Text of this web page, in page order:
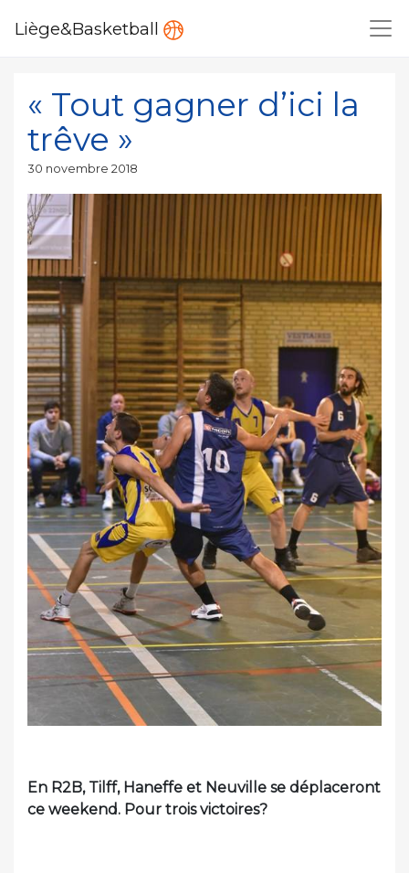
Liège&Basketball
« Tout gagner d’ici la
trêve »
Publié
30 novembre 2018
En R2B, Tilff, Haneffe et Neuville se déplaceront
ce weekend. Pour trois victoires?